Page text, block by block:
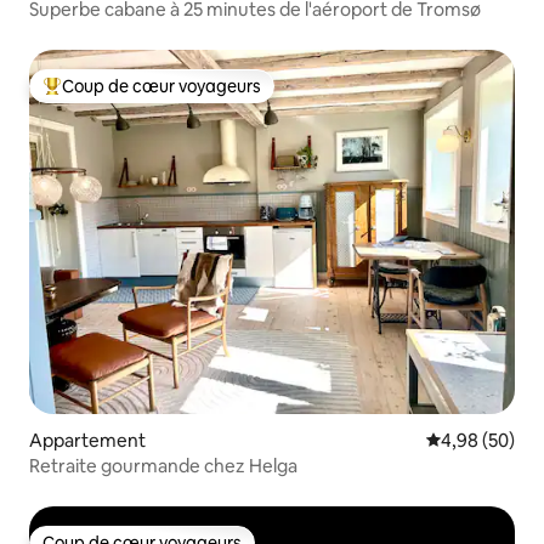
Superbe cabane à 25 minutes de l'aéroport de Tromsø
Coups de cœur voyageurs les plus appréciés
Coup de cœur voyageurs
Appartement Évaluation
4,98 (50)
Retraite gourmande chez Helga